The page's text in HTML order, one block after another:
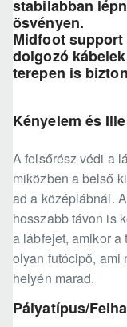
stabilabban
ösvényen.
Midfoot
dolgozó
terepen is
Kényelem és
A felsőrész védi a
miközben a belső
ad a középlábnál.
hosszabb távon is
a lábfejet, amikor
olyan futócipő, ami
helyén marad.
Pályatípus/